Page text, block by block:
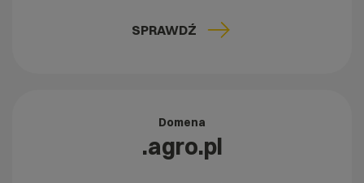
SPRAWDŹ
Domena
.agro.pl